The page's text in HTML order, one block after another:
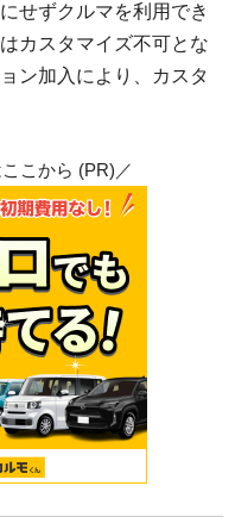
せずクルマを利用でき
カスタマイズ不可とな
ン加入により、カスタ
こから (PR)／